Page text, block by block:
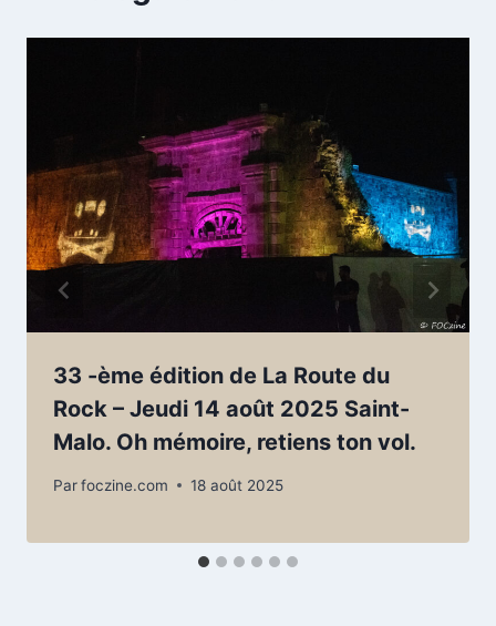
33 -ème édition de La Route du
Rock – Jeudi 14 août 2025 Saint-
Malo. Oh mémoire, retiens ton vol.
Parfoczine.com 18 août 2025